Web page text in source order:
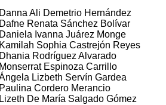
Danna Ali Demetrio Hernández
Dafne Renata Sánchez Bolívar
Daniela Ivanna Juárez Monge
Kamilah Sophia Castrejón Reyes
Dhania Rodríguez Alvarado
Monserrat Espinoza Carrillo
Lizbeth Servín Gardea
Paulina Cordero Merancio
Lizeth De María Salgado Gómez